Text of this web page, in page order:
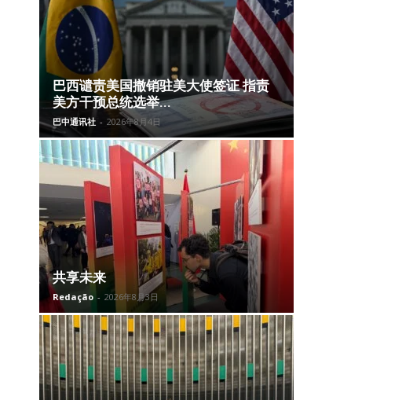
巴西谴责美国撤销驻美大使签证 指责
美方干预总统选举...
巴中通讯社 - 2026年8月4日
共享未来
Redação - 2026年8月3日